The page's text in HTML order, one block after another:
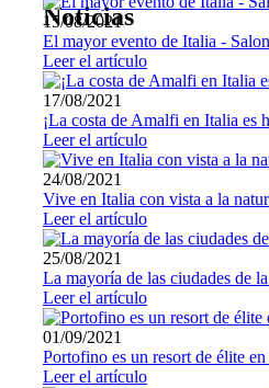
Noticias
15/08/2021
El mayor evento de Italia -
Leer el artículo
17/08/2021
¡La costa de Amalfi en Italia es
Leer el artículo
24/08/2021
Vive en Italia con vista a la
Leer el artículo
25/08/2021
La mayoría de las ciudades de
Leer el artículo
01/09/2021
Portofino es un resort de élite
Leer el artículo